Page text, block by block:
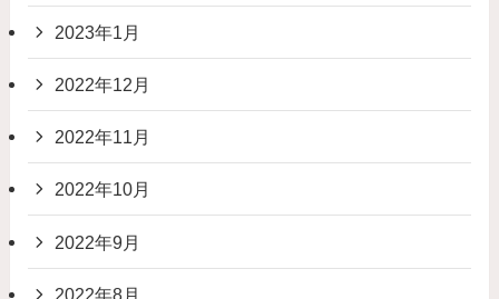
2023年1月
2022年12月
2022年11月
2022年10月
2022年9月
2022年8月